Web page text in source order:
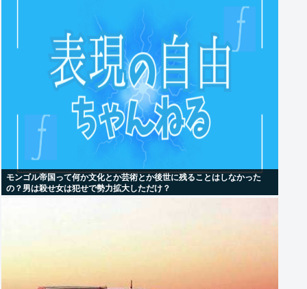
モンゴル帝国って何か文化とか芸術とか後世に残ることはしなかった
の？男は殺せ女は犯せで勢力拡大しただけ？